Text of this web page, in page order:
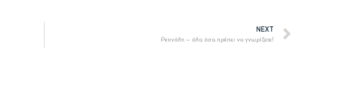
NEXT
Ρετινόλη – όλα όσα πρέπει να γνωρίζετε!